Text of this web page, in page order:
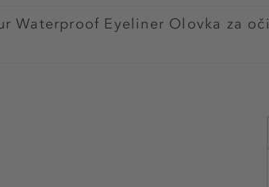
Waterproof Eyeliner Olovka za oči